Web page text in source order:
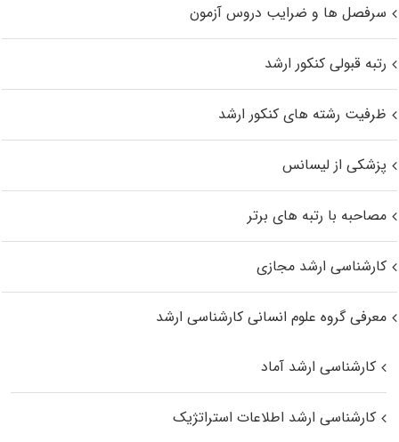
سرفصل ها و ضرایب دروس آزمون
رتبه قبولی کنکور ارشد
ظرفیت رشته های کنکور ارشد
پزشکی از لیسانس
مصاحبه با رتبه های برتر
کارشناسی ارشد مجازی
معرفی گروه علوم انسانی کارشناسی ارشد
کارشناسی ارشد آماد
کارشناسی ارشد اطلاعات استراتژیک